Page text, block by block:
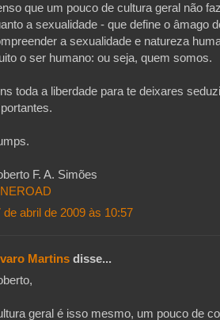
que um pouco de cultura geral não
a sexualidade - que define o âmago
a sexualidade e natureza
o ser humano: ou seja, quem somos.
toda a liberdade para te deixares
F. A. Simões
de abril de 2009 às 10:57
Martins disse...
geral é isso mesmo, um pouco de